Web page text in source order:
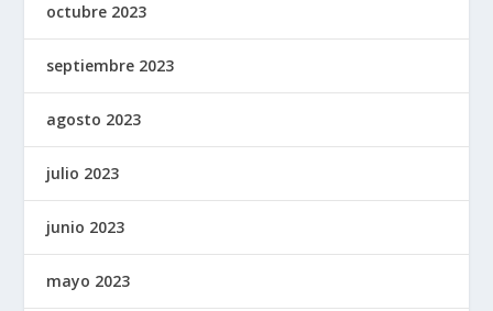
octubre 2023
septiembre 2023
agosto 2023
julio 2023
junio 2023
mayo 2023